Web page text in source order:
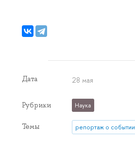
Дата 28 мая
Рубрики Наука
Темы репортаж о событии